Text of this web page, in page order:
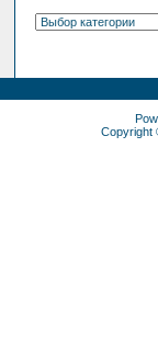
Copyright